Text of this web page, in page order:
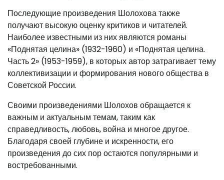
Последующие произведения Шолохова также
получают высокую оценку критиков и читателей.
Наиболее известными из них являются романы
«Поднятая целина» (1932-1960) и «Поднятая целина.
Часть 2» (1953-1959), в которых автор затрагивает тему
коллективизации и формирования нового общества в
Советской России.
Своими произведениями Шолохов обращается к
важным и актуальным темам, таким как
справедливость, любовь, война и многое другое.
Благодаря своей глубине и искренности, его
произведения до сих пор остаются популярными и
востребованными.